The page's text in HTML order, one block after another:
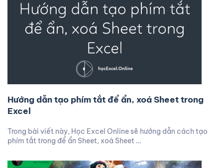
Hướng dẫn tạo phím tắt để ẩn, xoá Sheet trong
Excel
Trong bài viết này, Học Excel Online sẽ hướng dẫn cách tạo
phím tắt trong để ẩn Sheet, xoá Sheet …